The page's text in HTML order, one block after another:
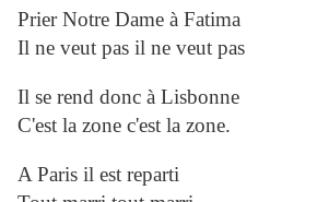
Prier Notre Dame à Fatima
Il ne veut pas il ne veut pas
Il se rend donc à Lisbonne
C'est la zone c'est la zone.
A Paris il est reparti